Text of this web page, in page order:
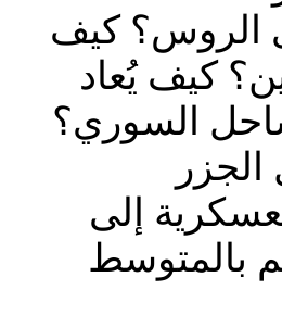
الروس؟ كيف
كيف يُعاد
السوري؟
إلى
بالمتوسط